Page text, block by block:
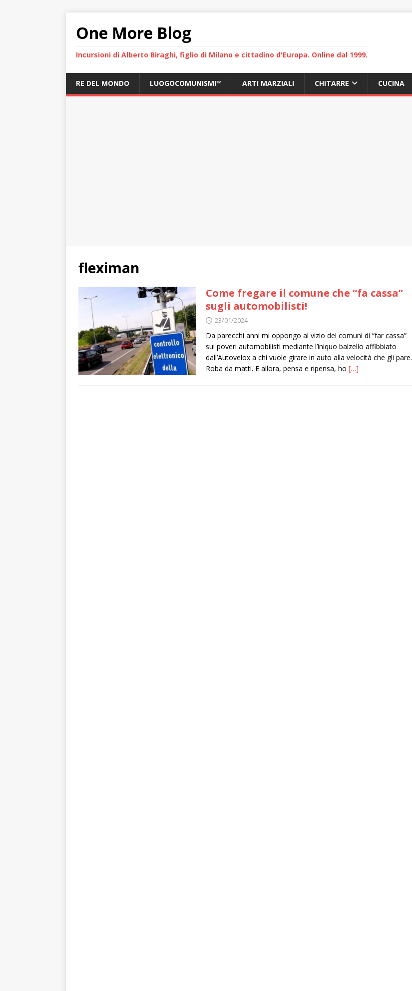
One More Blog
Incursioni di Alberto Biraghi, figlio di Milano e cittadino d'Europa. Online dal 1999.
RE DEL MONDO LUOGOCOMUNISMI™ ARTI MARZIALI CHITARRE CUCINA
fleximan
Come fregare il comune che “fa cassa”
sugli automobilisti!
23/01/2024
Da parecchi anni mi oppongo al vizio dei comuni di “far cassa”
sui poveri automobilisti mediante l’iniquo balzello affibbiato
dall’Autovelox a chi vuole girare in auto alla velocità che gli pare.
Roba da matti. E allora, pensa e ripensa, ho […]